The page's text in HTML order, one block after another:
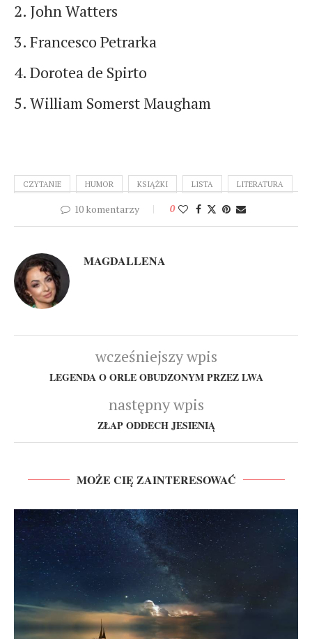
2. John Watters
3. Francesco Petrarka
4. Dorotea de Spirto
5. William Somerst Maugham
CZYTANIE HUMOR KSIĄŻKI LISTA LITERATURA
10 komentarzy 0
MAGDALLENA
wcześniejszy wpis
LEGENDA O ORLE OBUDZONYM PRZEZ LWA
następny wpis
ZŁAP ODDECH JESIENIĄ
MOŻE CIĘ ZAINTERESOWAĆ